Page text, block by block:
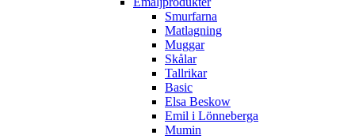
Smurfarna
Matlagning
Muggar
Skålar
Tallrikar
Basic
Elsa Beskow
Emil i Lönneberga
Mumin